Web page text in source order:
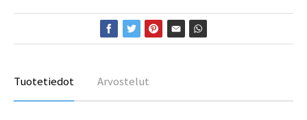
Tuotetiedot Arvostelut